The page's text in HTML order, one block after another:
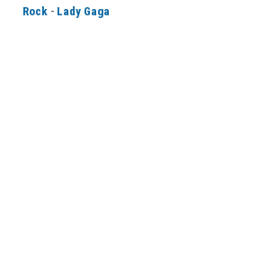
Rock- Lady Gaga